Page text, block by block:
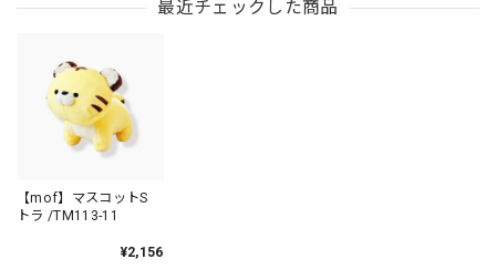
/ MFS006-5
最近チェックした商品
【mof】マスコットS
トラ /TM113-11
¥2,156